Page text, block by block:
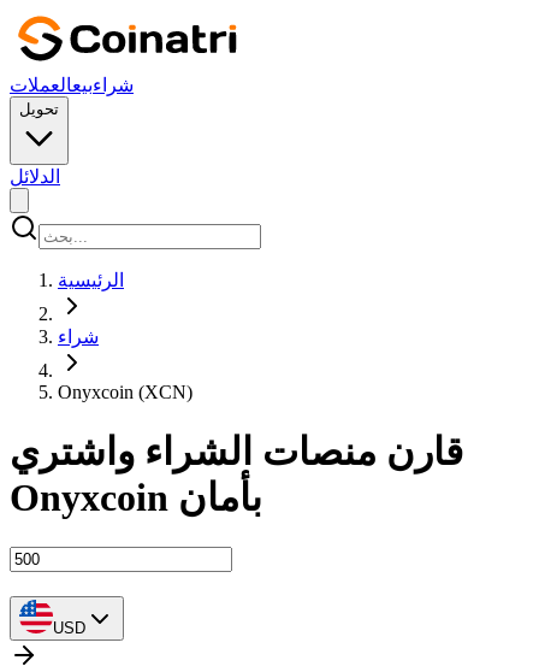
شراءبيعالعملات
تحويل
الدلائل
الرئيسية
شراء
Onyxcoin (XCN)
قارن منصات الشراء واشتري
Onyxcoin بأمان
USD